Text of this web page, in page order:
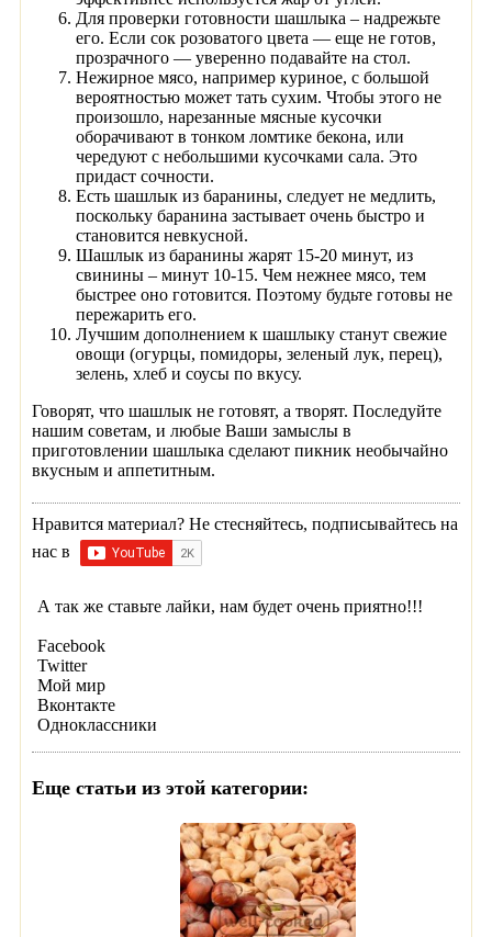
Для проверки готовности шашлыка – надрежьте
его. Если сок розоватого цвета — еще не готов,
прозрачного — уверенно подавайте на стол.
Нежирное мясо, например куриное, с большой
вероятностью может тать сухим. Чтобы этого не
произошло, нарезанные мясные кусочки
оборачивают в тонком ломтике бекона, или
чередуют с небольшими кусочками сала. Это
придаст сочности.
Есть шашлык из баранины, следует не медлить,
поскольку баранина застывает очень быстро и
становится невкусной.
Шашлык из баранины жарят 15-20 минут, из
свинины – минут 10-15. Чем нежнее мясо, тем
быстрее оно готовится. Поэтому будьте готовы не
пережарить его.
Лучшим дополнением к шашлыку станут свежие
овощи (огурцы, помидоры, зеленый лук, перец),
зелень, хлеб и соусы по вкусу.
Говорят, что шашлык не готовят, а творят. Последуйте
нашим советам, и любые Ваши замыслы в
приготовлении шашлыка сделают пикник необычайно
вкусным и аппетитным.
Нравится материал? Не стесняйтесь, подписывайтесь на
нас в
А так же ставьте лайки, нам будет очень приятно!!!
Facebook
Twitter
Мой мир
Вконтакте
Одноклассники
Еще статьи из этой категории: